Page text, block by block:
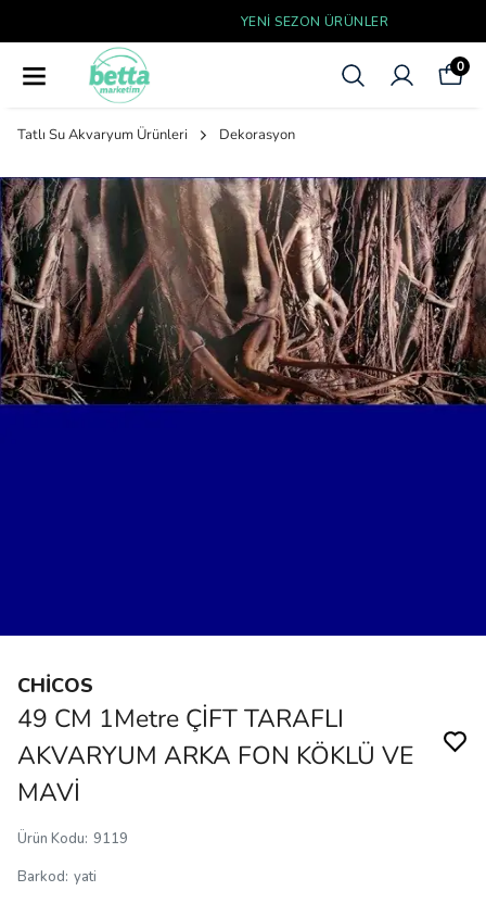
YENI SEZON ÜRÜNLER
0
Tatlı Su Akvaryum Ürünleri Dekorasyon
CHİCOS
49 CM 1Metre ÇİFT TARAFLI
AKVARYUM ARKA FON KÖKLÜ VE
MAVİ
Ürün Kodu: 9119
Barkod: yati